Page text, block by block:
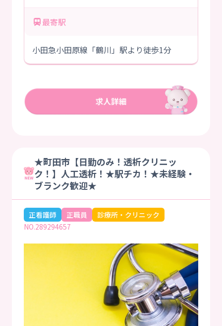
最寄駅
小田急小田原線「鶴川」駅より徒歩1分
★町田市【日勤のみ！透析クリニッ
ク！】人工透析！★駅チカ！★未経験・
ブランク歓迎★
正看護師 正職員
診療所・クリニック
NO.289294657